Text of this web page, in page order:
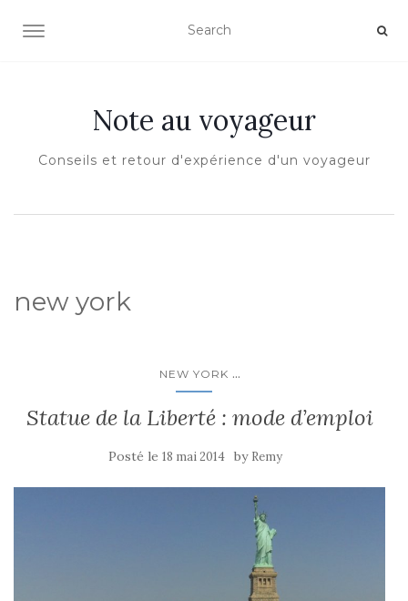
OUVRIR/FERMER LA NAVIGATION
Note au voyageur
Conseils et retour d'expérience d'un voyageur
new york
NEW YORK ...
Statue de la Liberté : mode d’emploi
Posté le 18 mai 2014 by Remy